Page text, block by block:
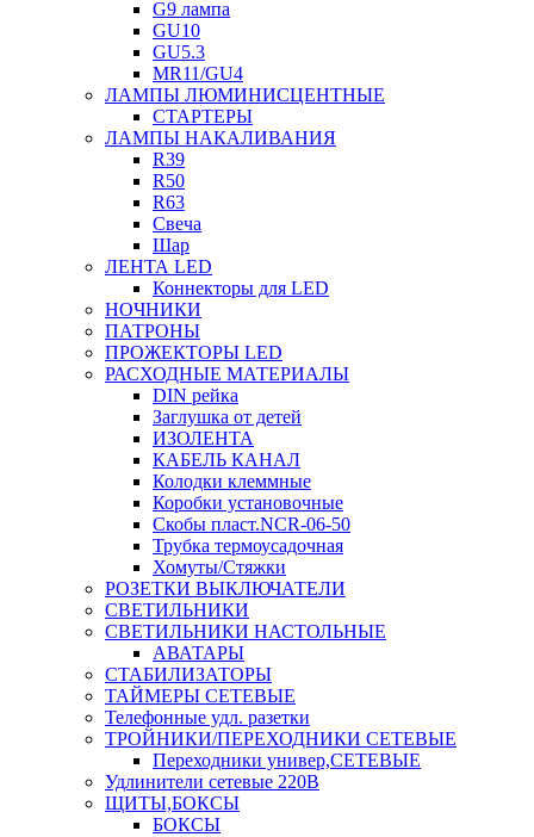
G9 лампа
GU10
GU5.3
MR11/GU4
ЛАМПЫ ЛЮМИНИСЦЕНТНЫЕ
СТАРТЕРЫ
ЛАМПЫ НАКАЛИВАНИЯ
R39
R50
R63
Свеча
Шар
ЛЕНТА LED
Коннекторы для LED
НОЧНИКИ
ПАТРОНЫ
ПРОЖЕКТОРЫ LED
РАСХОДНЫЕ МАТЕРИАЛЫ
DIN рейка
Заглушка от детей
ИЗОЛЕНТА
КАБЕЛЬ КАНАЛ
Колодки клеммные
Коробки установочные
Скобы пласт.NCR-06-50
Трубка термоусадочная
Хомуты/Стяжки
РОЗЕТКИ ВЫКЛЮЧАТЕЛИ
СВЕТИЛЬНИКИ
СВЕТИЛЬНИКИ НАСТОЛЬНЫЕ
АВАТАРЫ
СТАБИЛИЗАТОРЫ
ТАЙМЕРЫ СЕТЕВЫЕ
Телефонные удл. разетки
ТРОЙНИКИ/ПЕРЕХОДНИКИ СЕТЕВЫЕ
Переходники универ,СЕТЕВЫЕ
Удлинители сетевые 220В
ЩИТЫ,БОКСЫ
БОКСЫ